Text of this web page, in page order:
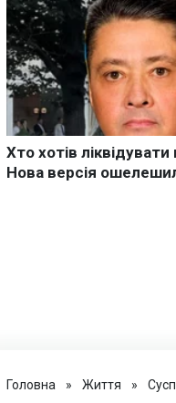
Головна » Життя »